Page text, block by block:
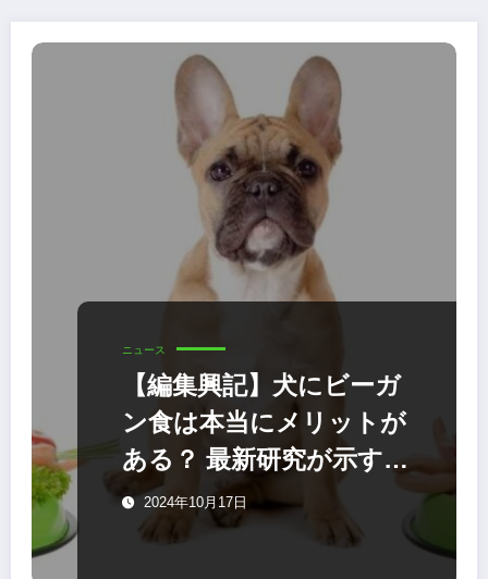
ニュース
【編集興記】犬にビーガ
ン食は本当にメリットが
ある？ 最新研究が示す健
康への新たな選択肢
2024年10月17日